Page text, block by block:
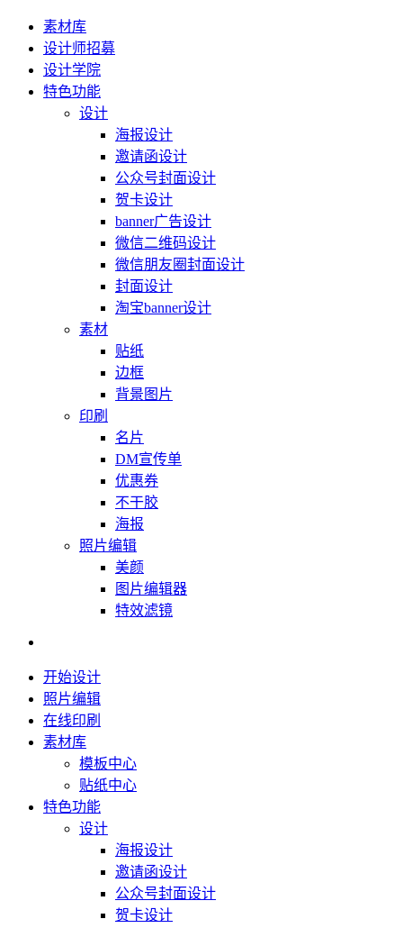
素材库
设计师招募
设计学院
特色功能
设计
海报设计
邀请函设计
公众号封面设计
贺卡设计
banner广告设计
微信二维码设计
微信朋友圈封面设计
封面设计
淘宝banner设计
素材
贴纸
边框
背景图片
印刷
名片
DM宣传单
优惠券
不干胶
海报
照片编辑
美颜
图片编辑器
特效滤镜
开始设计
照片编辑
在线印刷
素材库
模板中心
贴纸中心
特色功能
设计
海报设计
邀请函设计
公众号封面设计
贺卡设计